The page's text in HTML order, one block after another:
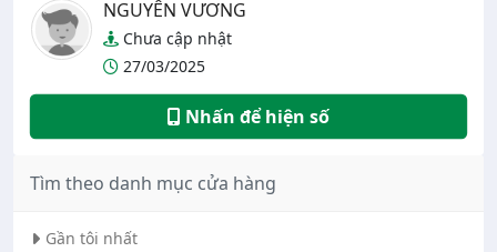
NGUYÊN VƯƠNG
Chưa cập nhật
27/03/2025
Nhấn để hiện số
Tìm theo danh mục cửa hàng
Gần tôi nhất